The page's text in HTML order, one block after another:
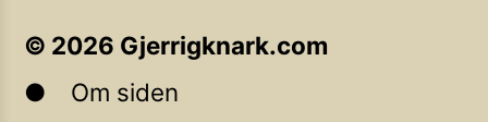
© 2026 Gjerrigknark.com
Om siden